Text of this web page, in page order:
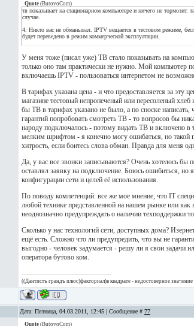
Quote (ButovoCom)
тв показывает на стационарном компьютере и ничего не тормозит.
случае.
4. Никто вас не обманывал. IPTV вещается в тестовом режиме,
будет переведено в режим коммерческой эксплуатации.
У меня тоже (писал уже) ТВ стало показывать на
только оно там практически не нужно. Мой компьютер
включаешь IPTV - пользоваться интернетом не
В тарифах указана цена - и что предоставляется за
магазине тестовый непропеченый или пересоленый
бы ТВ в тарифах указано не было, а по сноске
гарантий попробовать смотреть ТВ - то вопросов бы
народу подключалось - потому видать ТВ и включено в
мелким шрифтом - я конечно могу ошибаться, но
хитрость, если боитесь слова обман. Правда для меня
Да, у вас все звонки записываются? Очень хотелось бы
оставлял заявку на подключение. Боюсь ошибиться, но
конфигурации сети и целей её использования.
По поводу компетенций: все же мое мнение, что IT
любой технике представленной на нашем рынке или
неоднозначно предупреждать о наличии техподдержки
Сколько у нас технологий сети, доступных дома?
ещё есть. Сложно что ли предупредить, что вы не
выгодно - человек задумается - решу ли я свои задачи
оператора бутово ком.
((Дантистъ грандъ плюс)факториал)в квадрате - недостоверное значение
Дата: Пятница, 04.03.2011, 12:45 | Сообщение # 77
Quote (ButovoCom)